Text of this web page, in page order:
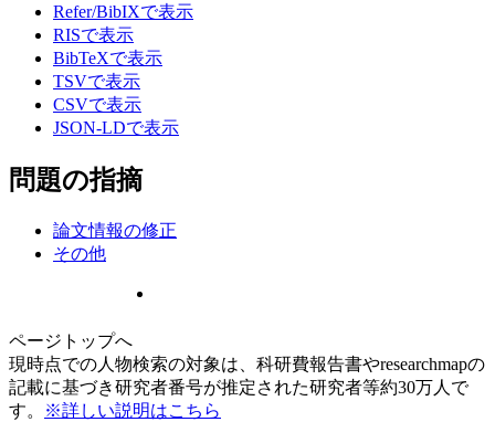
Refer/BibIXで表示
RISで表示
BibTeXで表示
TSVで表示
CSVで表示
JSON-LDで表示
問題の指摘
論文情報の修正
その他
ページトップへ
現時点での人物検索の対象は、科研費報告書やresearchmapの
記載に基づき研究者番号が推定された研究者等約30万人で
す。
※詳しい説明はこちら